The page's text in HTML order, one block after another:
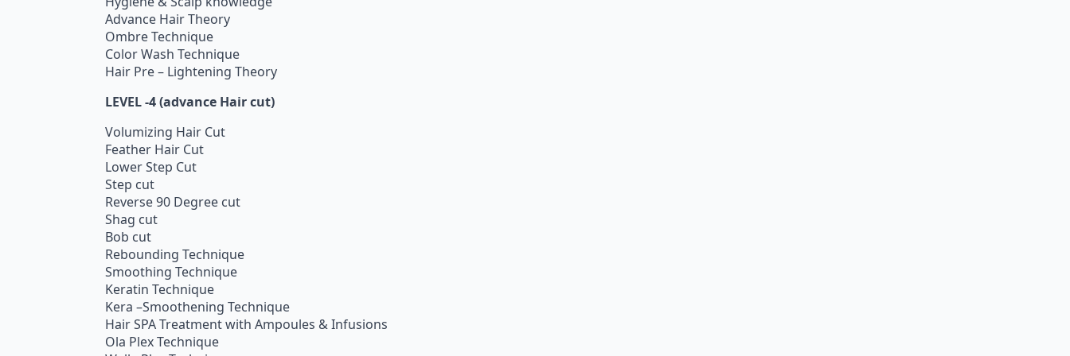
Advance Hair Theory
Ombre Technique
Color Wash Technique
Hair Pre – Lightening Theory
LEVEL -4 (advance Hair cut)
Volumizing Hair Cut
Feather Hair Cut
Lower Step Cut
Step cut
Reverse 90 Degree cut
Shag cut
Bob cut
Rebounding Technique
Smoothing Technique
Keratin Technique
Kera –Smoothening Technique
Hair SPA Treatment with Ampoules & Infusions
Ola Plex Technique